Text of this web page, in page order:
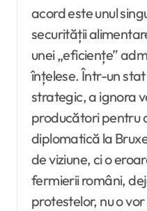
acord este unul
securității
unei „eficiențe”
înțelese. Într-un
strategic, a ignora
producători pentru
diplomatică la
de viziune, ci o
fermierii români,
protestelor, nu o